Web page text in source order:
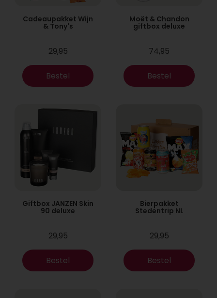
Cadeaupakket Wijn
& Tony's
29,95
Bestel
Moët & Chandon
giftbox deluxe
74,95
Bestel
Giftbox JANZEN Skin
90 deluxe
29,95
Bestel
Bierpakket
Stedentrip NL
29,95
Bestel